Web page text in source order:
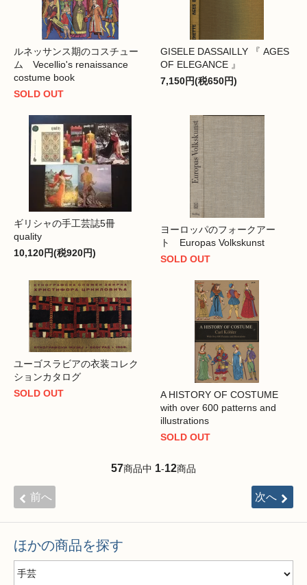
ルネッサンス期のコスチュー
ム Vecellio's renaissance
costume book
SOLD OUT
GISELE DASSAILLY 『 AGES
OF ELEGANCE 』
7,150円(税650円)
ギリシャの手工芸誌5冊
quality
10,120円(税920円)
ヨーロッパのフォークアー
ト Europas Volkskunst
SOLD OUT
ユーゴスラビアの衣装コレク
ションカタログ
SOLD OUT
A HISTORY OF COSTUME
with over 600 patterns and
illustrations
SOLD OUT
57商品中 1-12商品
前へ 次へ
ほかの商品を探す